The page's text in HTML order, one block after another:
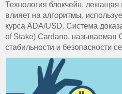
Технология блокчейн, лежащая
влияет на алгоритмы,
курса ADA/USD. Система
of Stake) Cardano, называемая
стабильности и безопасности